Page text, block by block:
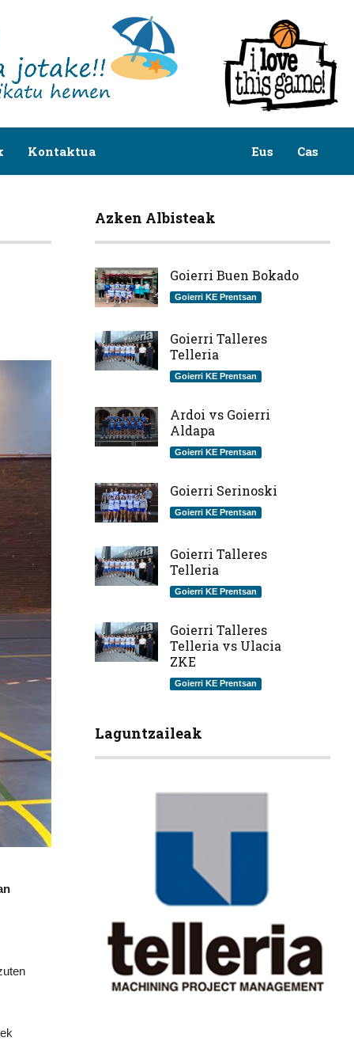
Kontaktua Eus Cas
Azken Albisteak
Goierri Buen Bokado
Goierri KE Prentsan
Goierri Talleres
Telleria
Goierri KE Prentsan
Ardoi vs Goierri
Aldapa
Goierri KE Prentsan
Goierri Serinoski
Goierri KE Prentsan
Goierri Talleres
Telleria
Goierri KE Prentsan
Goierri Talleres
Telleria vs Ulacia
ZKE
Goierri KE Prentsan
Laguntzaileak